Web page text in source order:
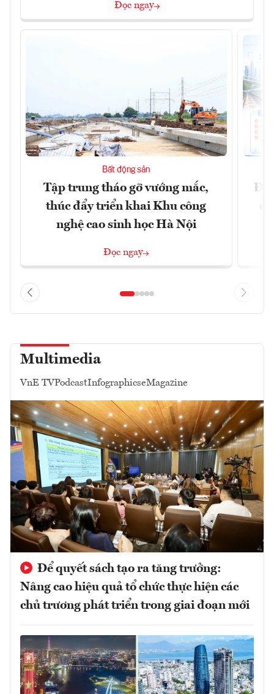
Đọc ngay
Bất động sản
Tập trung tháo gỡ vướng mắc,
thúc đẩy triển khai Khu công
nghệ cao sinh học Hà Nội
Đọc ngay
Multimedia
VnE TVPodcastInfographicseMagazine
Để quyết sách tạo ra tăng trưởng:
Nâng cao hiệu quả tổ chức thực hiện các
chủ trương phát triển trong giai đoạn mới